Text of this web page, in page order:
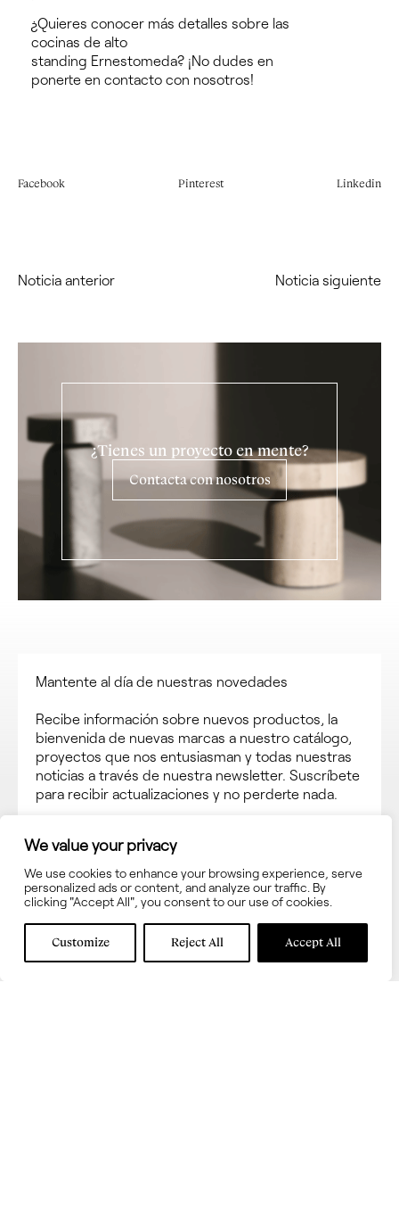
We value your privacy
We use cookies to enhance your browsing experience, serve
personalized ads or content, and analyze our traffic. By
clicking "Accept All", you consent to our use of cookies.
Customize Reject All Accept All
¿Quieres conocer más detalles sobre las
cocinas de alto
standing Ernestomeda? ¡No dudes en
ponerte en contacto con nosotros!
Facebook Pinterest Linkedin
Noticia anterior Noticia siguiente
¿Tienes un proyecto en mente?
Contacta con nosotros
Mantente al día de nuestras novedades
Recibe información sobre nuevos productos, la
bienvenida de nuevas marcas a nuestro catálogo,
proyectos que nos entusiasman y todas nuestras
noticias a través de nuestra newsletter. Suscríbete
para recibir actualizaciones y no perderte nada.
Acepta los términos y lascondiciones de uso